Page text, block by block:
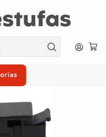
sin salir de casa!
Nevera Haceb Makalu